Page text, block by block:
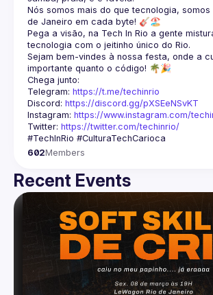
Nós somos mais do que tecnologia, somos
Pega a visão, na Tech In Rio a gente
Sejam bem-vindes à nossa festa, onde a
Telegram: https://t.me/techinrio
Discord: https://discord.gg/pXSEeNSvKT
Instagram: https://www.instagram.com/
Twitter: https://twitter.com/techinrio/
602Members
Recent Events